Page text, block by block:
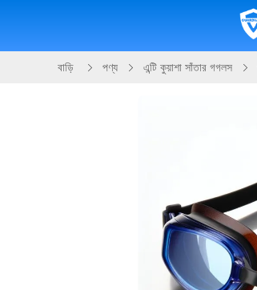
বাড়ি পণ্য এন্টি কুয়াশা সাঁতার গগলস